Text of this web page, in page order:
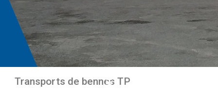
Transports de bennes TP